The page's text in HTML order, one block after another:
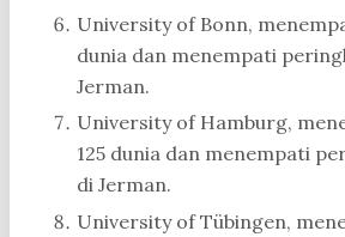
University of Bonn,
dunia dan menempati
Jerman.
University of Hamburg,
125 dunia dan menempati
di Jerman.
University of Tübingen,